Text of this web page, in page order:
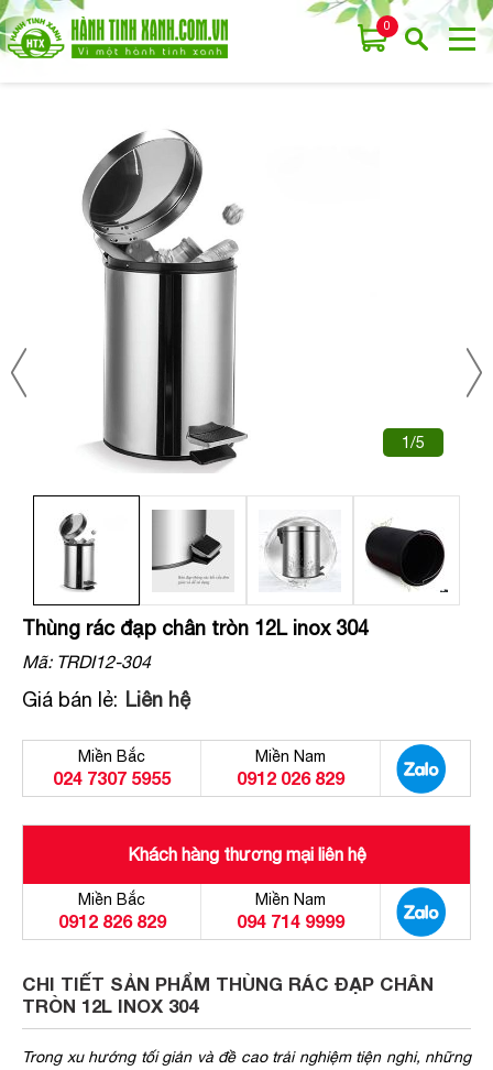
0
1/5
Thùng rác đạp chân tròn 12L inox 304
Mã:TRDI12-304
Giá bán lẻ: Liên hệ
Miền Bắc
024 7307 5955
Miền Nam
0912 026 829
Khách hàng thương mại liên hệ
Miền Bắc
0912 826 829
Miền Nam
094 714 9999
CHI TIẾT SẢN PHẨM THÙNG RÁC ĐẠP CHÂN
TRÒN 12L INOX 304
Trong xu hướng tối giản và đề cao trải nghiệm tiện nghi, những